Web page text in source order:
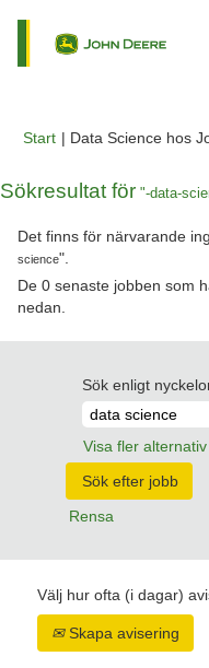
Start | Data Science hos
Sökresultat för "-data-
Det finns för närvarande
science".
De 0 senaste jobben som
nedan.
Sök enligt
Visa fler alternativ
Rensa
Välj hur ofta (i dagar)
Skapa avisering